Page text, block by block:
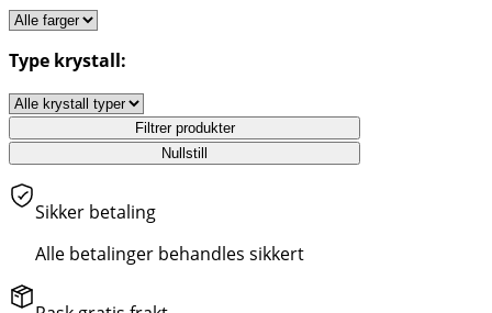
Type krystall:
Filtrer produkter
Nullstill
Sikker betaling
Alle betalinger behandles sikkert